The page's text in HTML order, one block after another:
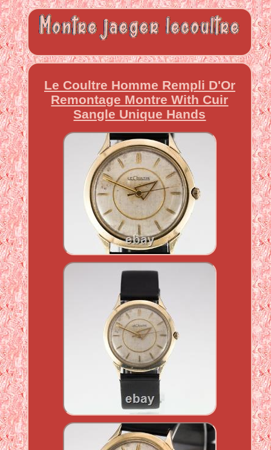
Le Coultre Homme Rempli D'Or
Remontage Montre With Cuir
Sangle Unique Hands